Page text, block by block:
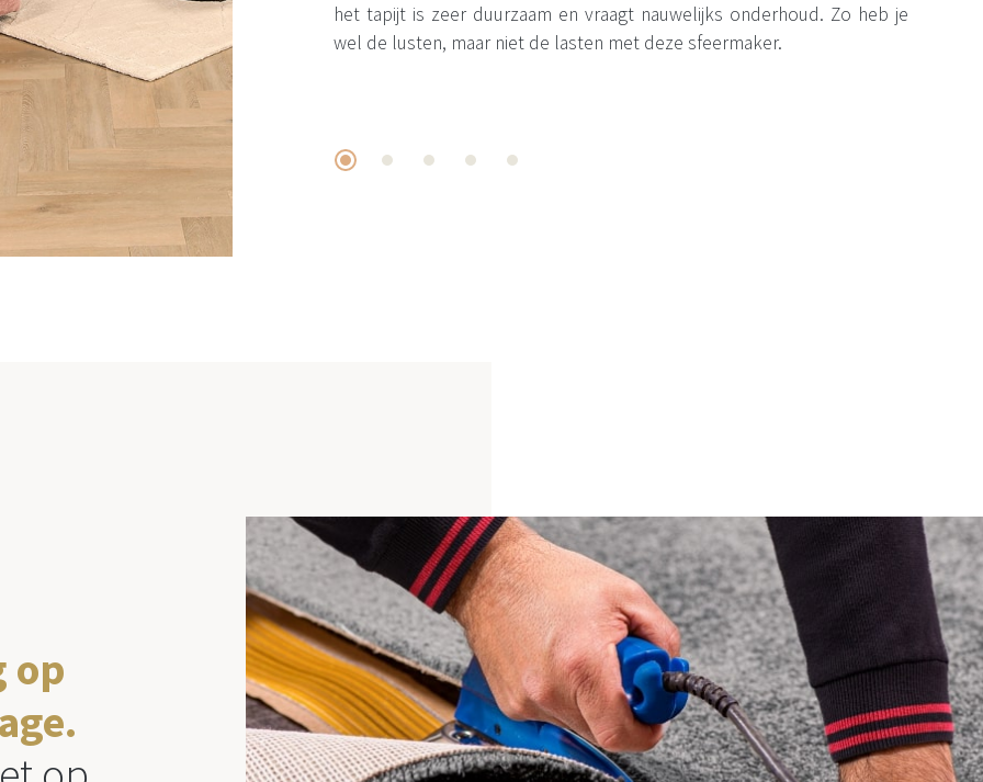
het tapijt is zeer duurzaam en vraagt nauwelijks onderhoud. Zo heb je
wel de lusten, maar niet de lasten met deze sfeermaker.
op